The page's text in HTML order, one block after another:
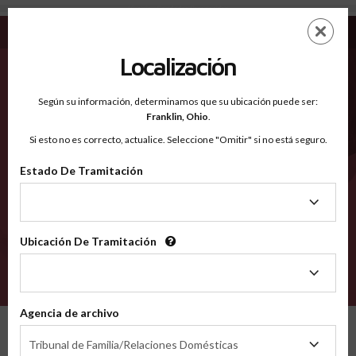
Virginia - Condados Reconocidos
EN
Condados Reconocidos
2600
Selecciona un condado
Localización
Según su información, determinamos que su ubicación puede ser:
Franklin, Ohio.
Si esto no es correcto, actualice. Seleccione "Omitir" si no está seguro.
Estado De Tramitación
Tramitación
Ubicación De Tramitación
Tramitación
Agencia de archivo
Tribunal de Familia/Relaciones Domésticas
de